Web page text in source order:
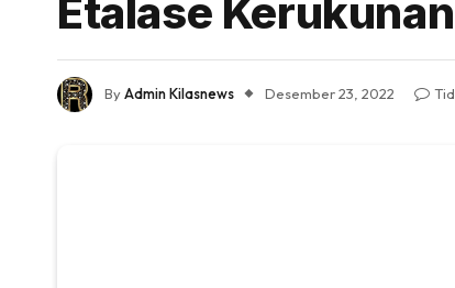
Etalase
ByAdmin Kilasnews Desember 23, 2022